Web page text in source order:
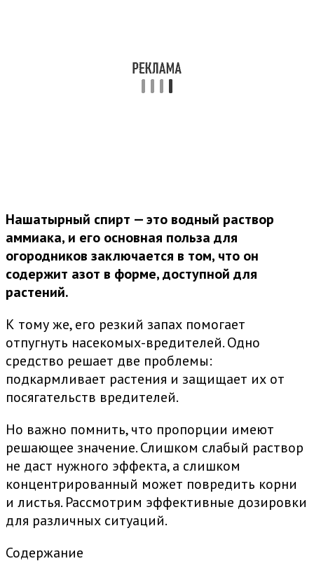
Нашатырный спирт — это водный раствор
аммиака, и его основная польза для
огородников заключается в том, что он
содержит азот в форме, доступной для
растений.
К тому же, его резкий запах помогает
отпугнуть насекомых-вредителей. Одно
средство решает две проблемы:
подкармливает растения и защищает их от
посягательств вредителей.
Но важно помнить, что пропорции имеют
решающее значение. Слишком слабый раствор
не даст нужного эффекта, а слишком
концентрированный может повредить корни
и листья. Рассмотрим эффективные дозировки
для различных ситуаций.
Содержание